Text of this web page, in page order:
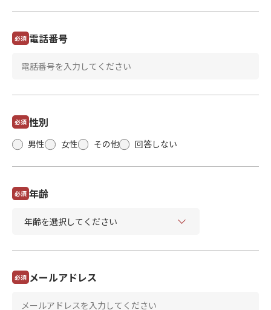
必須 電話番号
必須 性別
男性 女性 その他 回答しない
必須 年齢
必須 メールアドレス